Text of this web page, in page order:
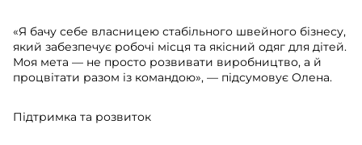
«Я бачу себе власницею стабільного швейного бізнесу,
який забезпечує робочі місця та якісний одяг для дітей.
Моя мета — не просто розвивати виробництво, а й
процвітати разом із командою», — підсумовує Олена.
Підтримка та розвиток